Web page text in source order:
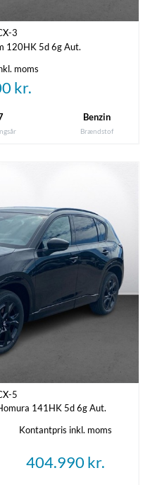
3
120HK 5d 6g Aut.
moms
kr.
Benzin
Brændstof
5
141HK 5d 6g Aut.
Kontantpris inkl. moms
404.990 kr.